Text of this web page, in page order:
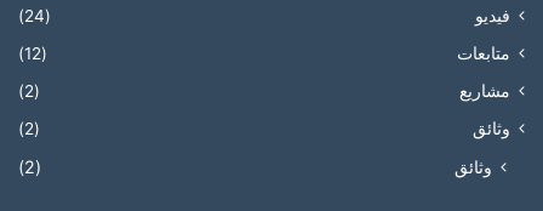
فيديو
(24)
متابعات
(12)
مشاريع
(2)
وثائق
(2)
وثائق (2)